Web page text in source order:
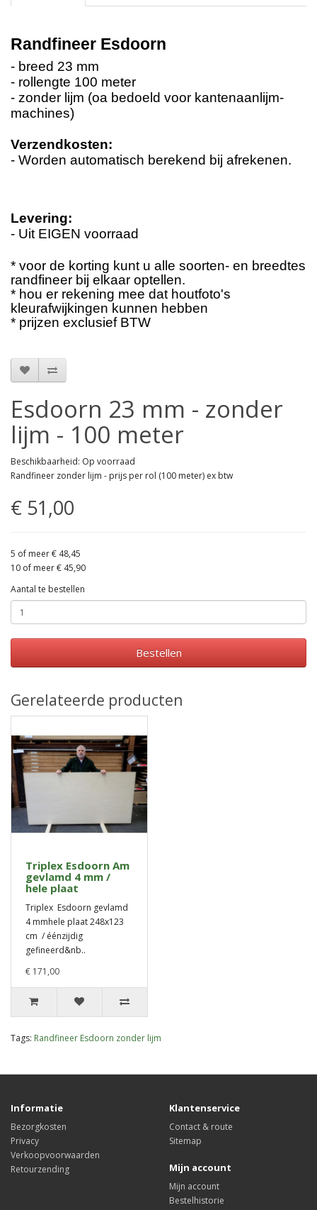
Randfineer Esdoorn
- breed 23 mm
- rollengte 100 meter
- zonder lijm (oa bedoeld voor kantenaanlijm-
machines)
Verzendkosten:
- Worden automatisch berekend bij afrekenen.
Levering:
- Uit EIGEN voorraad
* voor de korting kunt u alle soorten- en breedtes
randfineer bij elkaar optellen.
* hou er rekening mee dat houtfoto's
kleurafwijkingen kunnen hebben
* prijzen exclusief BTW
Esdoorn 23 mm - zonder
lijm - 100 meter
Beschikbaarheid: Op voorraad
Randfineer zonder lijm - prijs per rol (100 meter) ex btw
€ 51,00
5 of meer € 48,45
10 of meer € 45,90
Aantal te bestellen
Bestellen
Gerelateerde producten
Triplex Esdoorn Am
gevlamd 4 mm /
hele plaat
Triplex Esdoorn gevlamd
4 mmhele plaat 248x123
cm / éénzijdig
gefineerd&nb..
€ 171,00
Tags: Randfineer Esdoorn zonder lijm
Informatie
Bezorgkosten
Privacy
Verkoopvoorwaarden
Retourzending
Klantenservice
Contact & route
Sitemap
Mijn account
Mijn account
Bestelhistorie